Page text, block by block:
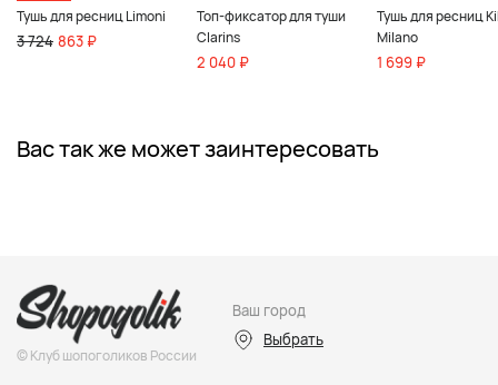
Тушь для ресниц Limoni
3 724 863 ₽
Топ-фиксатор для туши
Clarins
2 040 ₽
Тушь для ресниц
Milano
1 699 ₽
Вас так же может заинтересовать
© Клуб шопоголиков России
Ваш город
Выбрать